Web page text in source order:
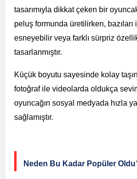
tasarımıyla dikkat çeken bir
peluş formunda üretilirken, bazıları
esneyebilir veya farklı sürpriz
tasarlanmıştır.
Küçük boyutu sayesinde kolay
fotoğraf ile videolarda oldukça
oyuncağın sosyal medyada hızla
sağlamıştır.
Neden Bu Kadar Popüler